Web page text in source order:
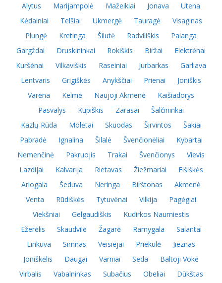
Alytus
Marijampolė Mažeikiai Jonava
Utena
Kėdainiai
Telšiai Ukmergė Tauragė
Visaginas
Plungė
Kretinga Šilutė Radviliškis
Palanga
Gargždai
Druskininkai Rokiškis Biržai
Elektrėnai
Kuršėnai
Vilkaviškis Raseiniai Jurbarkas
Garliava
Lentvaris
Grigiškės Anykščiai Prienai
Joniškis
Varėna
Kelmė Naujoji Akmenė
Kaišiadorys
Pasvalys
Kupiškis Zarasai
Šalčininkai
Kazlų Rūda
Molėtai Skuodas Širvintos
Šakiai
Pabradė
Ignalina Šilalė Švenčionėliai
Kybartai
Nemenčinė
Pakruojis Trakai Švenčionys
Vievis
Lazdijai
Kalvarija Rietavas Žiežmariai
Eišiškės
Ariogala
Šeduva Neringa Birštonas
Akmenė
Venta
Rūdiškės Tytuvėnai Vilkija
Pagėgiai
Viekšniai
Gelgaudiškis
Kudirkos Naumiestis
Ežerėlis
Skaudvilė Žagarė Ramygala
Salantai
Linkuva
Simnas Veisiejai Priekulė
Jieznas
Joniškėlis
Daugai Varniai Seda
Baltoji Vokė
Virbalis
Vabalninkas Subačius Obeliai
Dūkštas